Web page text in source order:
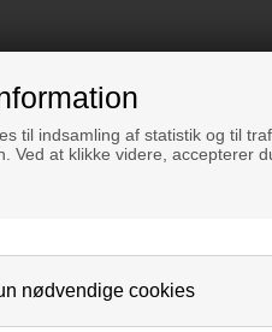
til indsamling af statistik og til
Ved at klikke videre, accepterer